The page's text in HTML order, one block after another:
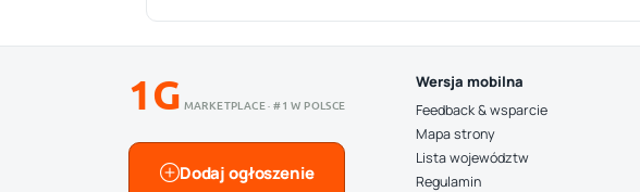
1G MARKETPLACE · #1 W POLSCE
Dodaj ogłoszenie
Wersja mobilna
Feedback & wsparcie
Mapa strony
Lista województw
Regulamin